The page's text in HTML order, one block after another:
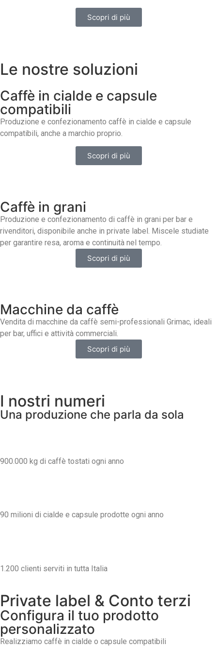
Scopri di più
Le nostre soluzioni
Caffè in cialde e capsule
compatibili
Produzione e confezionamento caffè in cialde e capsule
compatibili, anche a marchio proprio.
Scopri di più
Caffè in grani
Produzione e confezionamento di caffè in grani per bar e
rivenditori, disponibile anche in private label. Miscele studiate
per garantire resa, aroma e continuità nel tempo.
Scopri di più
Macchine da caffè
Vendita di macchine da caffè semi-professionali Grimac, ideali
per bar, uffici e attività commerciali.
Scopri di più
I nostri numeri
Una produzione che parla da sola
900.000 kg di caffè tostati ogni anno
90 milioni di cialde e capsule prodotte ogni anno
1.200 clienti serviti in tutta Italia
Private label & Conto terzi
Configura il tuo prodotto
personalizzato
Realizziamo caffè in cialde o capsule compatibili